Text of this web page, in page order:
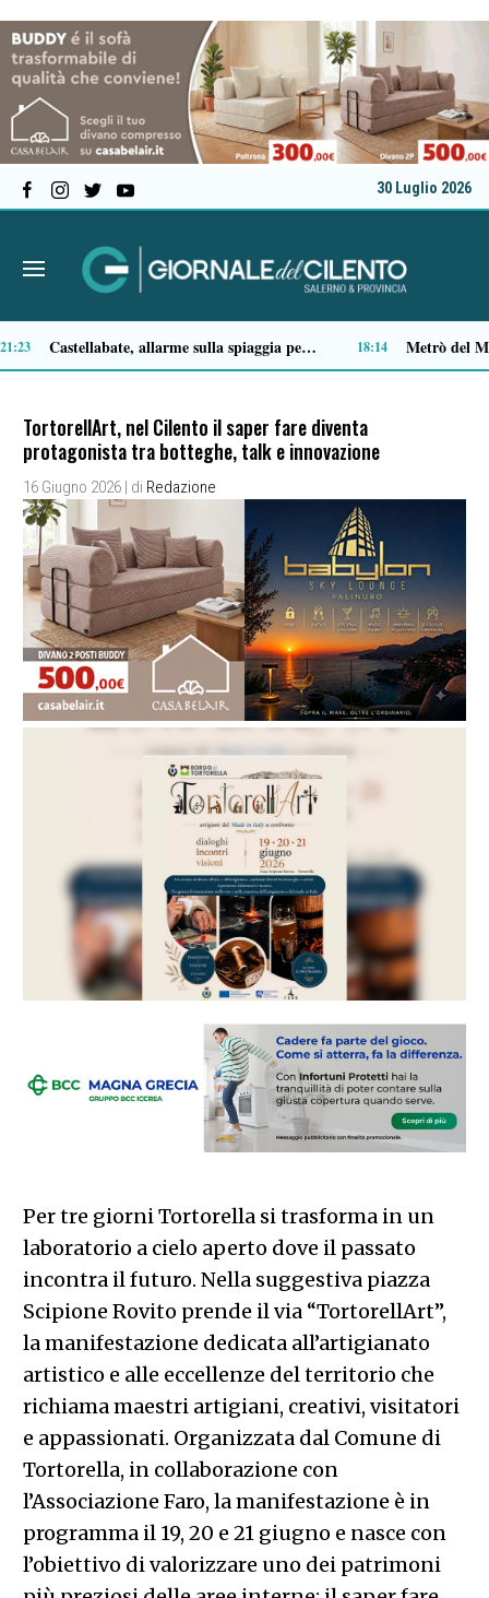
30 Luglio 2026
Premio Terre del Bussento, si alza il sipario: stasera Roberto Fico apre l’11ª edizione 14:35
TortorellArt, nel Cilento il saper fare diventa
protagonista tra botteghe, talk e innovazione
16 Giugno 2026 | di Redazione
Per tre giorni Tortorella si trasforma in un
laboratorio a cielo aperto dove il passato
incontra il futuro. Nella suggestiva piazza
Scipione Rovito prende il via “TortorellArt”,
la manifestazione dedicata all’artigianato
artistico e alle eccellenze del territorio che
richiama maestri artigiani, creativi, visitatori
e appassionati. Organizzata dal Comune di
Tortorella, in collaborazione con
l’Associazione Faro, la manifestazione è in
programma il 19, 20 e 21 giugno e nasce con
l’obiettivo di valorizzare uno dei patrimoni